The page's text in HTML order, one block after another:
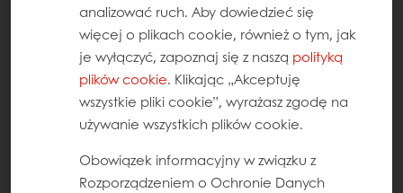
analizować ruch. Aby dowiedzieć się
więcej o plikach cookie, również o tym, jak
je wyłączyć, zapoznaj się z naszą polityką
plików cookie. Klikając „Akceptuję
wszystkie pliki cookie”, wyrażasz zgodę na
używanie wszystkich plików cookie.
Obowiązek informacyjny w związku z
Rozporządzeniem o Ochronie Danych